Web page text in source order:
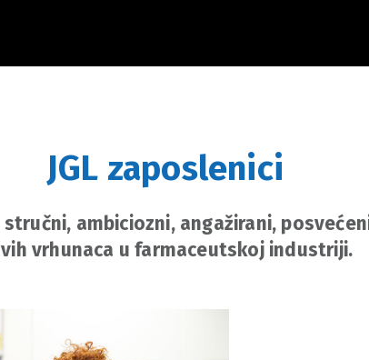
JGL zaposlenici
ambiciozni, angažirani,
vrhunaca u farmaceutskoj industriji.